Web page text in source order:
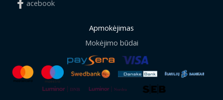
acebook
Apmokėjimas
Mokėjimo būdai